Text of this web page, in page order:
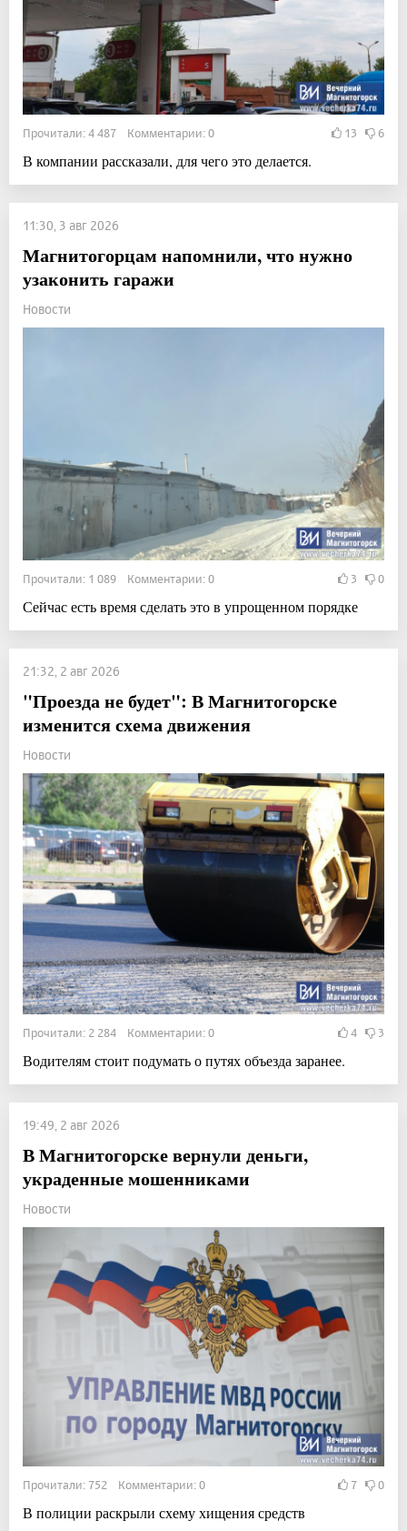
Прочитали: 4 487 Комментарии: 0 13 6
В компании рассказали, для чего это делается.
11:30, 3 авг 2026
Магнитогорцам напомнили, что нужно
узаконить гаражи
Новости
Прочитали: 1 089 Комментарии: 0 3 0
Сейчас есть время сделать это в упрощенном порядке
21:32, 2 авг 2026
"Проезда не будет": В Магнитогорске
изменится схема движения
Новости
Прочитали: 2 284 Комментарии: 0 4 3
Водителям стоит подумать о путях объезда заранее.
19:49, 2 авг 2026
В Магнитогорске вернули деньги,
украденные мошенниками
Новости
Прочитали: 752 Комментарии: 0 7 0
В полиции раскрыли схему хищения средств